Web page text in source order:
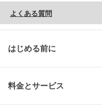
よくある質問
はじめる前に
料金とサービス